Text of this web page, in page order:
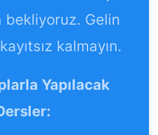
bekliyoruz. Gelin
kalmayın.
Yapılacak